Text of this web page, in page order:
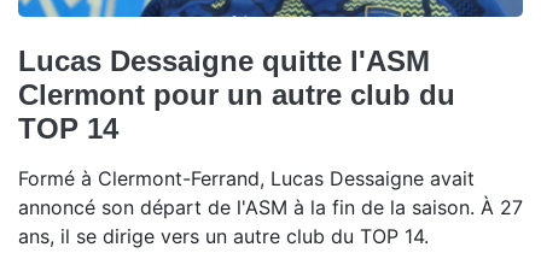
Lucas Dessaigne quitte l'ASM
Clermont pour un autre club du
TOP 14
Formé à Clermont-Ferrand, Lucas Dessaigne avait
annoncé son départ de l'ASM à la fin de la saison. À 27
ans, il se dirige vers un autre club du TOP 14.